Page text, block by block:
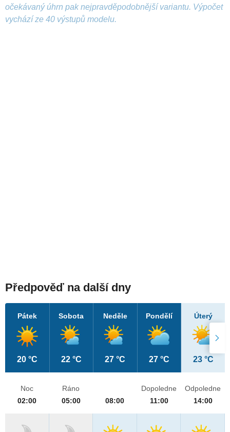
očekávaný úhrn pak nejpravděpodobnější variantu. Výpočet
vychází ze 40 výstupů modelu.
Předpověď na další dny
Pátek
20 °C
Sobota
22 °C
Neděle
27 °C
Pondělí
27 °C
Úterý
23 °C
Noc
02:00
Ráno
05:00
08:00
Dopoledne
11:00
Odpoledne
14:00